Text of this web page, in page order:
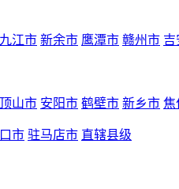
九江市 新余市 鹰潭市 赣州市 吉
山市 安阳市 鹤壁市 新乡市 焦
市 驻马店市 直辖县级